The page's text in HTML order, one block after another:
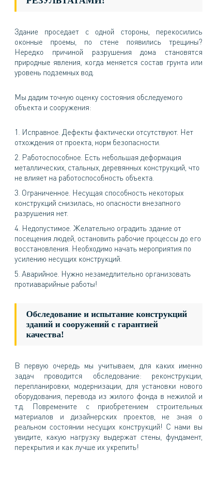
Здание проседает с одной стороны, перекосились
оконные проемы, по стене появились трещины?
Нередко причиной разрушения дома становятся
природные явления, когда меняется состав грунта или
уровень подземных вод.
Мы дадим точную оценку состояния обследуемого
объекта и сооружения:
Исправное. Дефекты фактически отсутствуют. Нет
отхождения от проекта, норм безопасности.
Работоспособное. Есть небольшая деформация
металлических, стальных, деревянных конструкций, что
не влияет на работоспособность объекта.
Ограниченное. Несущая способность некоторых
конструкций снизилась, но опасности внезапного
разрушения нет.
Недопустимое. Желательно оградить здание от
посещения людей, остановить рабочие процессы до его
восстановления. Необходимо начать мероприятия по
усилению несущих конструкций.
Аварийное. Нужно незамедлительно организовать
протиаварийные работы!
Обследование и испытание конструкций
зданий и сооружений с гарантией
качества!
В первую очередь мы учитываем, для каких именно
задач проводится обследование: реконструкции,
перепланировки, модернизации, для установки нового
оборудования, перевода из жилого фонда в нежилой и
т.д. Повремените с приобретением строительных
материалов и дизайнерских проектов, не зная о
реальном состоянии несущих конструкций! С нами вы
увидите, какую нагрузку выдержат стены, фундамент,
перекрытия и как лучше их укрепить!